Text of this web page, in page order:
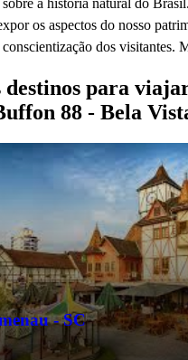
os aspectos do nosso
conscientização dos visitantes.
para
88 - Bela
- SC